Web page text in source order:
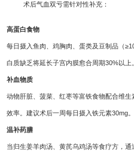
术后气血双亏需针对性补充：
高蛋白食物
每日摄入鱼肉、鸡胸肉、蛋类及豆制品（
白质缺乏将延长子宫内膜愈合周期30%以上
补血物质
动物肝脏、菠菜、红枣等富铁食物配合维
效率。建议术后一周每日摄入铁元素30mg。
温补药膳
当归生姜羊肉汤、黄芪乌鸡汤等食疗方，